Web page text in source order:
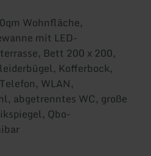
Wohnfläche,
mit LED-
Bett 200 x 200,
Kofferbock,
WLAN,
abgetrenntes WC, große
Qbo-